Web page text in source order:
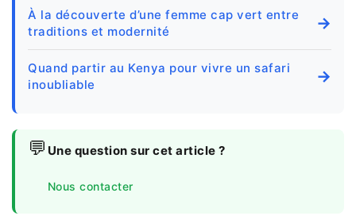
À la découverte d’une femme cap vert entre
traditions et modernité
→
Quand partir au Kenya pour vivre un safari
inoubliable
→
💬 Une question sur cet article ?
Nous contacter